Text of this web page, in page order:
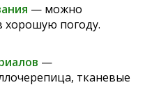
— можно
хорошую погоду.
—
тканевые